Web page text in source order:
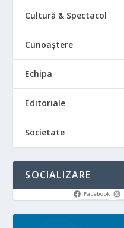
Cultură & Spectacol
Cunoaștere
Echipa
Editoriale
Societate
SOCIALIZARE
Facebook